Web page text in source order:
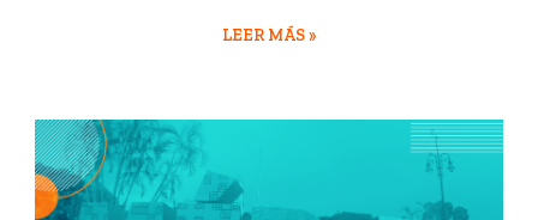
LEER MÁS »